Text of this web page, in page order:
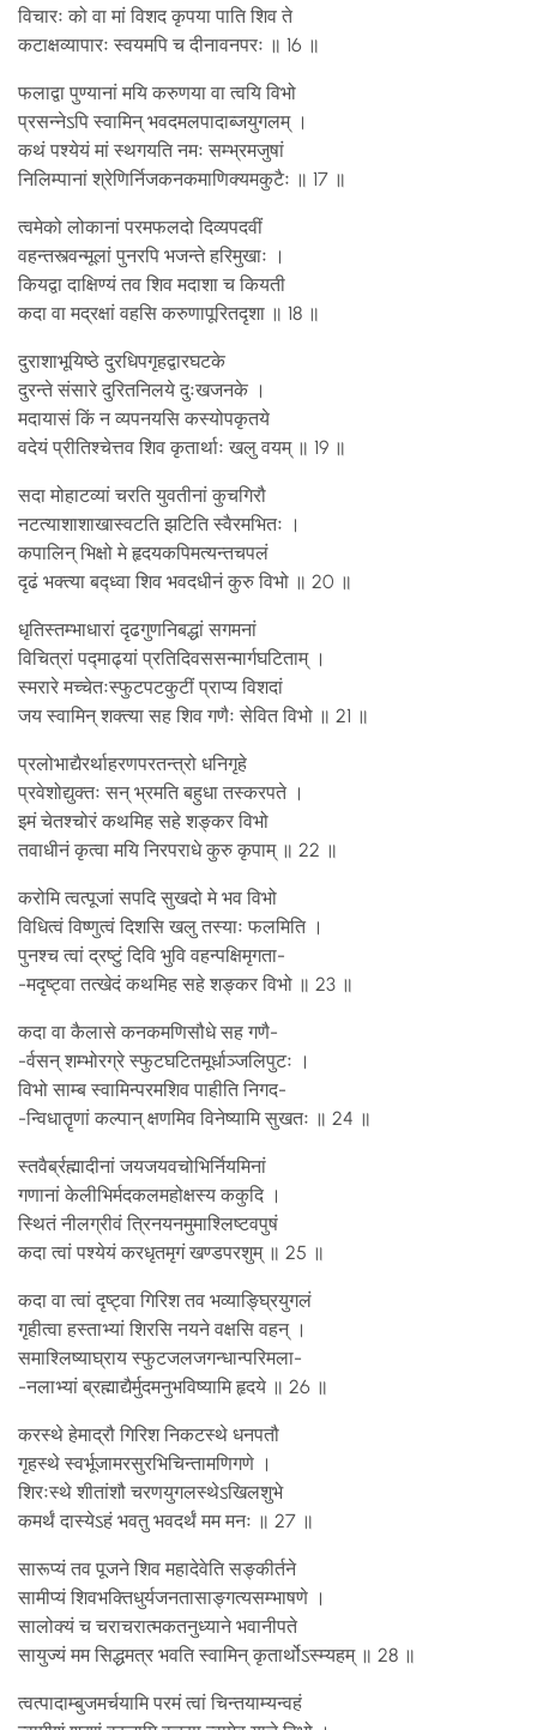
विचारः को वा मां विशद कृपया पाति शिव ते
कटाक्षव्यापारः स्वयमपि च दीनावनपरः ॥ 16 ॥
फलाद्वा पुण्यानां मयि करुणया वा त्वयि विभो
प्रसन्नेऽपि स्वामिन् भवदमलपादाब्जयुगलम् ।
कथं पश्येयं मां स्थगयति नमः सम्भ्रमजुषां
निलिम्पानां श्रेणिर्निजकनकमाणिक्यमकुटैः ॥ 17 ॥
त्वमेको लोकानां परमफलदो दिव्यपदवीं
वहन्तस्त्वन्मूलां पुनरपि भजन्ते हरिमुखाः ।
कियद्वा दाक्षिण्यं तव शिव मदाशा च कियती
कदा वा मद्रक्षां वहसि करुणापूरितदृशा ॥ 18 ॥
दुराशाभूयिष्ठे दुरधिपगृहद्वारघटके
दुरन्ते संसारे दुरितनिलये दुःखजनके ।
मदायासं किं न व्यपनयसि कस्योपकृतये
वदेयं प्रीतिश्चेत्तव शिव कृतार्थाः खलु वयम् ॥ 19 ॥
सदा मोहाटव्यां चरति युवतीनां कुचगिरौ
नटत्याशाशाखास्वटति झटिति स्वैरमभितः ।
कपालिन् भिक्षो मे हृदयकपिमत्यन्तचपलं
दृढं भक्त्या बद्ध्वा शिव भवदधीनं कुरु विभो ॥ 20 ॥
धृतिस्तम्भाधारां दृढगुणनिबद्धां सगमनां
विचित्रां पद्माढ्यां प्रतिदिवससन्मार्गघटिताम् ।
स्मरारे मच्चेतःस्फुटपटकुटीं प्राप्य विशदां
जय स्वामिन् शक्त्या सह शिव गणैः सेवित विभो ॥ 21 ॥
प्रलोभाद्यैरर्थाहरणपरतन्त्रो धनिगृहे
प्रवेशोद्युक्तः सन् भ्रमति बहुधा तस्करपते ।
इमं चेतश्चोरं कथमिह सहे शङ्कर विभो
तवाधीनं कृत्वा मयि निरपराधे कुरु कृपाम् ॥ 22 ॥
करोमि त्वत्पूजां सपदि सुखदो मे भव विभो
विधित्वं विष्णुत्वं दिशसि खलु तस्याः फलमिति ।
पुनश्च त्वां द्रष्टुं दिवि भुवि वहन्पक्षिमृगता-
-मदृष्ट्वा तत्खेदं कथमिह सहे शङ्कर विभो ॥ 23 ॥
कदा वा कैलासे कनकमणिसौधे सह गणै-
-र्वसन् शम्भोरग्रे स्फुटघटितमूर्धाञ्जलिपुटः ।
विभो साम्ब स्वामिन्परमशिव पाहीति निगद-
-न्विधातॄणां कल्पान् क्षणमिव विनेष्यामि सुखतः ॥ 24 ॥
स्तवैर्ब्रह्मादीनां जयजयवचोभिर्नियमिनां
गणानां केलीभिर्मदकलमहोक्षस्य ककुदि ।
स्थितं नीलग्रीवं त्रिनयनमुमाश्लिष्टवपुषं
कदा त्वां पश्येयं करधृतमृगं खण्डपरशुम् ॥ 25 ॥
कदा वा त्वां दृष्ट्वा गिरिश तव भव्याङ्घ्रियुगलं
गृहीत्वा हस्ताभ्यां शिरसि नयने वक्षसि वहन् ।
समाश्लिष्याघ्राय स्फुटजलजगन्धान्परिमला-
-नलाभ्यां ब्रह्माद्यैर्मुदमनुभविष्यामि हृदये ॥ 26 ॥
करस्थे हेमाद्रौ गिरिश निकटस्थे धनपतौ
गृहस्थे स्वर्भूजामरसुरभिचिन्तामणिगणे ।
शिरःस्थे शीतांशौ चरणयुगलस्थेऽखिलशुभे
कमर्थं दास्येऽहं भवतु भवदर्थं मम मनः ॥ 27 ॥
सारूप्यं तव पूजने शिव महादेवेति सङ्कीर्तने
सामीप्यं शिवभक्तिधुर्यजनतासाङ्गत्यसम्भाषणे ।
सालोक्यं च चराचरात्मकतनुध्याने भवानीपते
सायुज्यं मम सिद्धमत्र भवति स्वामिन् कृतार्थोऽस्म्यहम् ॥ 28 ॥
त्वत्पादाम्बुजमर्चयामि परमं त्वां चिन्तयाम्यन्वहं